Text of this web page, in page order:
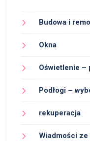
Budowa i
Okna
Oświetlenie –
Podłogi –
rekuperacja
Wiadmości ze